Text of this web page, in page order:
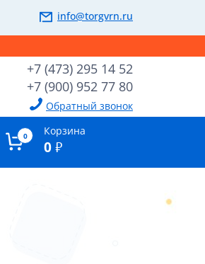
info@torgvrn.ru
+7 (473) 295 14 52
+7 (900) 952 77 80
Обратный звонок
0 Корзина
0 ₽